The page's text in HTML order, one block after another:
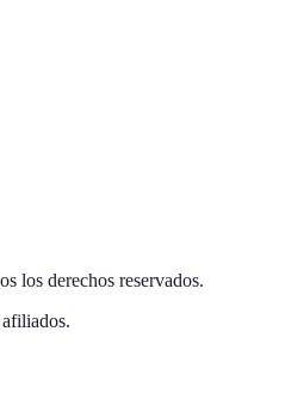
los derechos reservados.